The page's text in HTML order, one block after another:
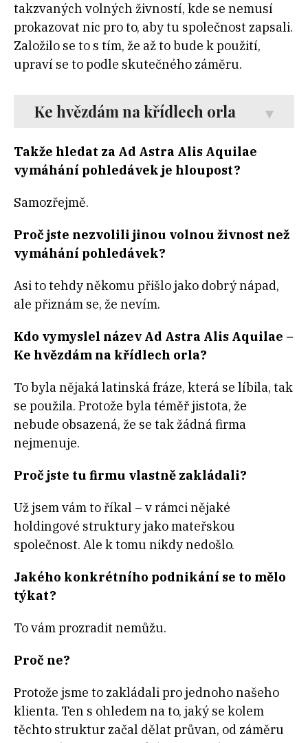
takzvaných volných živností, kde se nemusí
prokazovat nic pro to, aby tu společnost zapsali.
Založilo se to s tím, že až to bude k použití,
upraví se to podle skutečného záměru.
Ke hvězdám na křídlech orla
Takže hledat za Ad Astra Alis Aquilae
vymáhání pohledávek je hloupost?
Samozřejmě.
Proč jste nezvolili jinou volnou živnost než
vymáhání pohledávek?
Asi to tehdy někomu přišlo jako dobrý nápad,
ale přiznám se, že nevím.
Kdo vymyslel název Ad Astra Alis Aquilae –
Ke hvězdám na křídlech orla?
To byla nějaká latinská fráze, která se líbila, tak
se použila. Protože byla téměř jistota, že
nebude obsazená, že se tak žádná firma
nejmenuje.
Proč jste tu firmu vlastně zakládali?
Už jsem vám to říkal – v rámci nějaké
holdingové struktury jako mateřskou
společnost. Ale k tomu nikdy nedošlo.
Jakého konkrétního podnikání se to mělo
týkat?
To vám prozradit nemůžu.
Proč ne?
Protože jsme to zakládali pro jednoho našeho
klienta. Ten s ohledem na to, jaký se kolem
těchto struktur začal dělat průvan, od záměru